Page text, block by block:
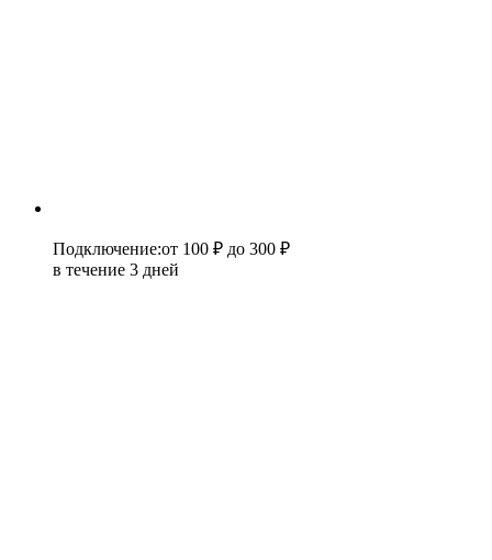
Подключение:от 100 ₽ до 300 ₽
в течение 3 дней